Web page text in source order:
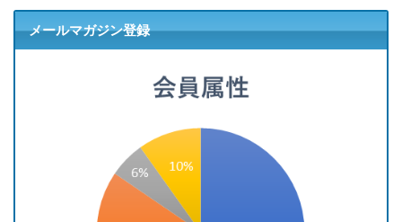
メールマガジン登録